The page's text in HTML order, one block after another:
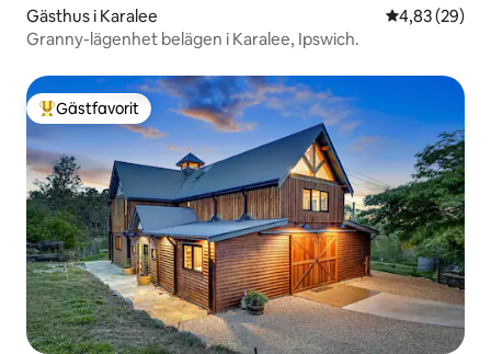
Gästhus i Karalee 4,83 av 5 i
4,83 (29)
Granny-lägenhet belägen i Karalee, Ipswich.
Populär gästfavorit
Gästfavorit